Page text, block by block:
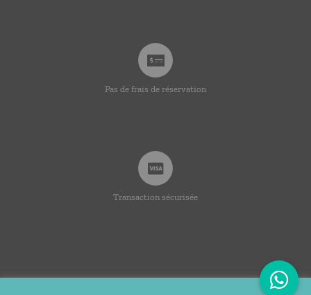
Pas de frais de réservation
Transaction sécurisée